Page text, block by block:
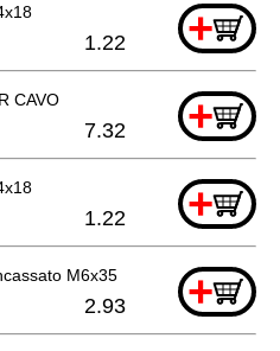
+
1.22
CAVO +
7.32
+
1.22
M6x35 +
2.93